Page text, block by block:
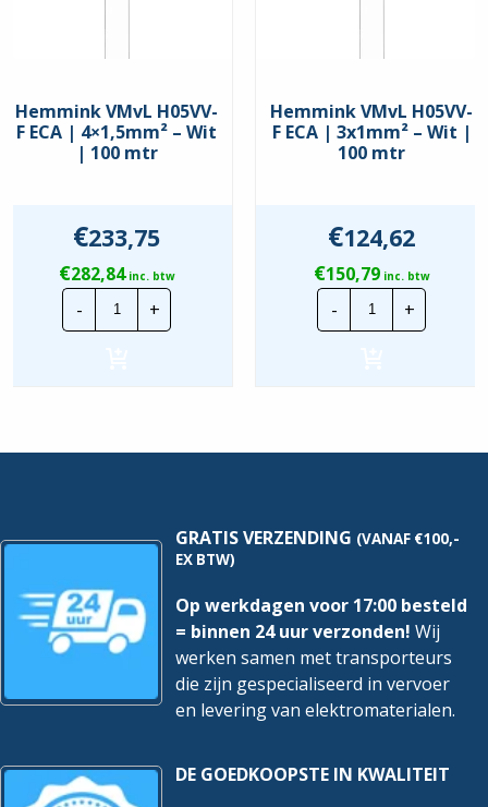
Hemmink VMvL H05VV-
F ECA | 4×1,5mm² – Wit
| 100 mtr
€233,75
€282,84inc. btw
-
Hemmink
VMvL
H05VV-
|
+
Hemmink VMvL H05VV-
F ECA | 3x1mm² – Wit |
100 mtr
€124,62
€150,79inc. btw
-
Hemmink
VMvL
H05VV-
|
+
GRATIS VERZENDING (VANAF €100,-
EX BTW)
Op werkdagen voor 17:00 besteld
= binnen 24 uur verzonden! Wij
werken samen met transporteurs
die zijn gespecialiseerd in vervoer
en levering van elektromaterialen.
DE GOEDKOOPSTE IN KWALITEIT